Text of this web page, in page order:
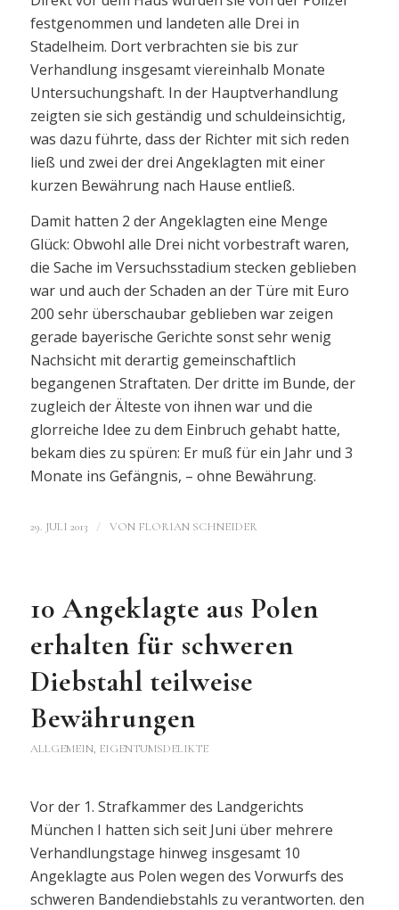
festgenommen und landeten alle Drei in
Stadelheim. Dort verbrachten sie bis zur
Verhandlung insgesamt viereinhalb Monate
Untersuchungshaft. In der Hauptverhandlung
zeigten sie sich geständig und schuldeinsichtig,
was dazu führte, dass der Richter mit sich reden
ließ und zwei der drei Angeklagten mit einer
kurzen Bewährung nach Hause entließ.
Damit hatten 2 der Angeklagten eine Menge
Glück: Obwohl alle Drei nicht vorbestraft waren,
die Sache im Versuchsstadium stecken geblieben
war und auch der Schaden an der Türe mit Euro
200 sehr überschaubar geblieben war zeigen
gerade bayerische Gerichte sonst sehr wenig
Nachsicht mit derartig gemeinschaftlich
begangenen Straftaten. Der dritte im Bunde, der
zugleich der Älteste von ihnen war und die
glorreiche Idee zu dem Einbruch gehabt hatte,
bekam dies zu spüren: Er muß für ein Jahr und 3
Monate ins Gefängnis, – ohne Bewährung.
29. JULI 2013 / VON FLORIAN SCHNEIDER
10 Angeklagte aus Polen
erhalten für schweren
Diebstahl teilweise
Bewährungen
ALLGEMEIN, EIGENTUMSDELIKTE
Vor der 1. Strafkammer des Landgerichts
München I hatten sich seit Juni über mehrere
Verhandlungstage hinweg insgesamt 10
Angeklagte aus Polen wegen des Vorwurfs des
schweren Bandendiebstahls zu verantworten. den